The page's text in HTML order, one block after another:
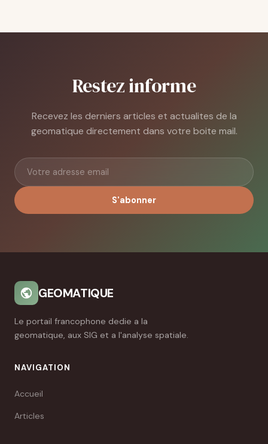
Restez informe
Recevez les derniers articles et actualites de la
geomatique directement dans votre boite mail.
S'abonner
GEOMATIQUE
Le portail francophone dedie a la
geomatique, aux SIG et a l'analyse spatiale.
NAVIGATION
Accueil
Articles